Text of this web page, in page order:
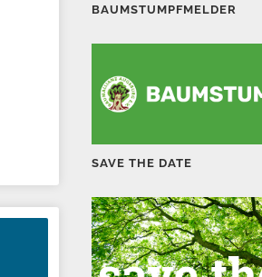
BAUMSTUMPFMELDER
SAVE THE DATE